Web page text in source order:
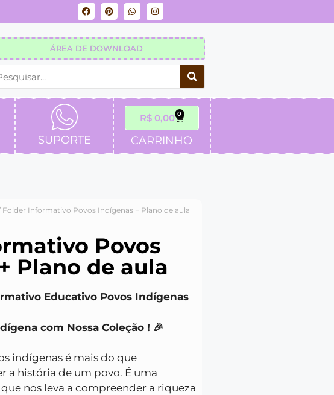
ÁREA DE DOWNLOAD
SUPORTE
R$0,00 0
CARRINHO
Folder Informativo Povos Indígenas + Plano de aula
Povos
Plano de aula
Educativo Povos Indígenas
com Nossa Coleção ! 🎉
indígenas é mais do que
a história de um povo. É uma
nos leva a compreender a riqueza